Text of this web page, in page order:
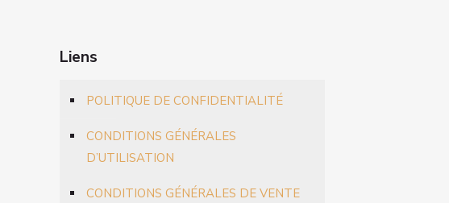
Liens
POLITIQUE DE CONFIDENTIALITÉ
CONDITIONS GÉNÉRALES
D’UTILISATION
CONDITIONS GÉNÉRALES DE VENTE